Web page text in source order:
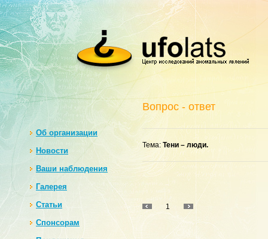
Oб организации
Новости
Ваши наблюдения
Галерея
Статьи
Спонсорам
Вопрос - ответ
Тема: Тени – люди.
1